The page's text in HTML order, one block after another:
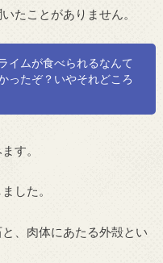
たことがありません。
イムが食べられるなんて
ったぞ？いやそれどころ
す。
した。
、肉体にあたる外殻とい